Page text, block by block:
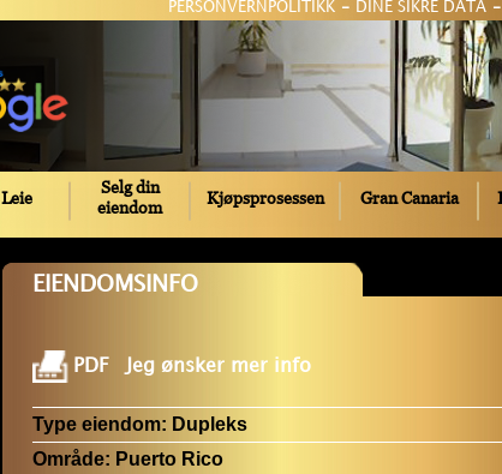
PERSONVERNPOLITIKK - DINE SIKRE DATA -
Leie Selg din
eiendom Kjøpsprosessen Gran Canaria
EIENDOMSINFO
PDF Jeg ønsker mer info
Type eiendom: Dupleks
Område: Puerto Rico